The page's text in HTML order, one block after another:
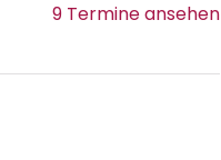
9 Termine ansehen